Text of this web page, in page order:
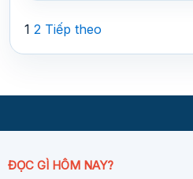
Phân
1 2 Tiếp theo
ĐỌC GÌ HÔM NAY?